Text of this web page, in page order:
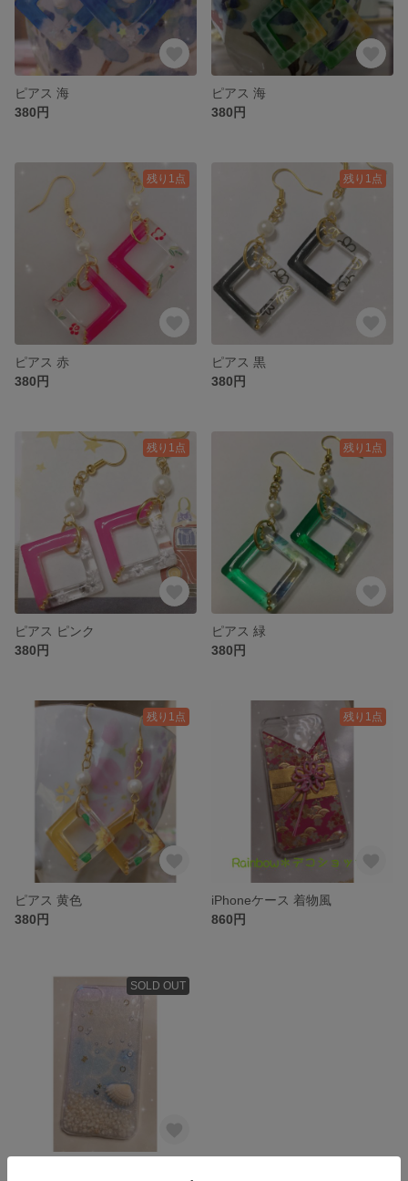
ピアス 海
380円
ピアス 海
380円
残り1点
ピアス 赤
380円
残り1点
ピアス 黒
380円
残り1点
ピアス ピンク
380円
残り1点
ピアス 緑
380円
残り1点
ピアス 黄色
380円
残り1点
iPhoneケース 着物風
860円
SOLD OUT